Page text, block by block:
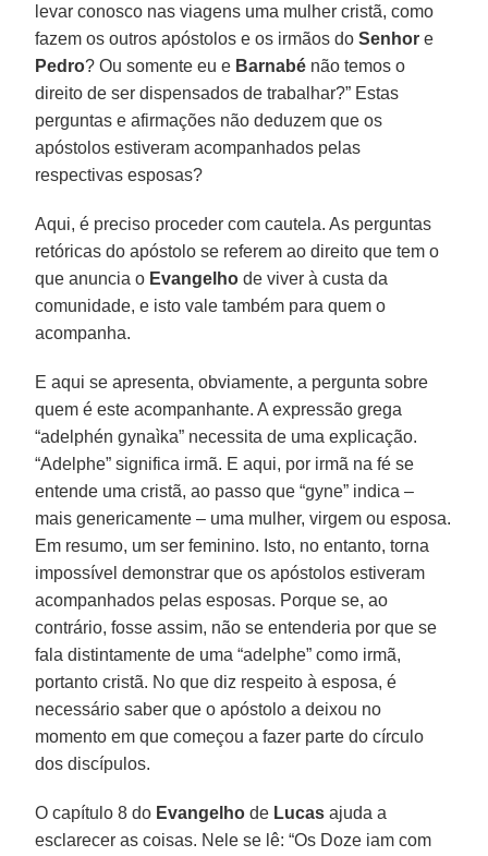
levar conosco nas viagens uma mulher cristã, como
fazem os outros apóstolos e os irmãos doSenhor e
Pedro? Ou somente eu e Barnabé não temos o
direito de ser dispensados de trabalhar?” Estas
perguntas e afirmações não deduzem que os
apóstolos estiveram acompanhados pelas
respectivas esposas?
Aqui, é preciso proceder com cautela. As perguntas
retóricas do apóstolo se referem ao direito que tem o
que anuncia o Evangelho de viver à custa da
comunidade, e isto vale também para quem o
acompanha.
E aqui se apresenta, obviamente, a pergunta sobre
quem é este acompanhante. A expressão grega
“adelphén gynaìka” necessita de uma explicação.
“Adelphe” significa irmã. E aqui, por irmã na fé se
entende uma cristã, ao passo que “gyne” indica –
mais genericamente – uma mulher, virgem ou esposa.
Em resumo, um ser feminino. Isto, no entanto, torna
impossível demonstrar que os apóstolos estiveram
acompanhados pelas esposas. Porque se, ao
contrário, fosse assim, não se entenderia por que se
fala distintamente de uma “adelphe” como irmã,
portanto cristã. No que diz respeito à esposa, é
necessário saber que o apóstolo a deixou no
momento em que começou a fazer parte do círculo
dos discípulos.
O capítulo 8 do Evangelho de Lucas ajuda a
esclarecer as coisas. Nele se lê: “Os Doze iam com